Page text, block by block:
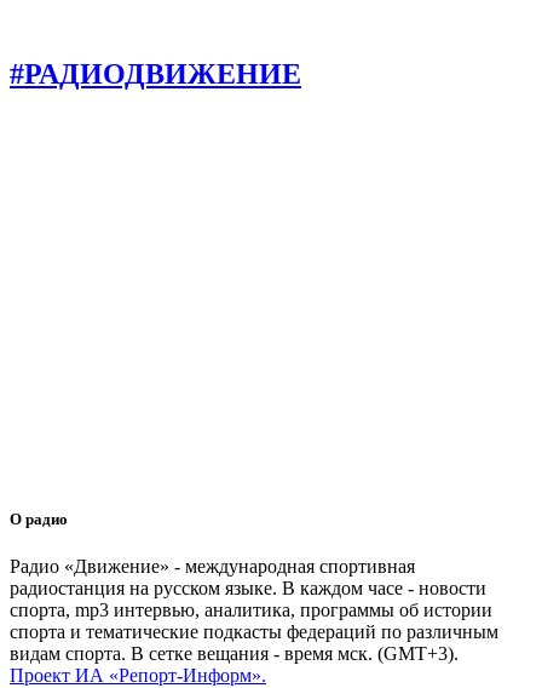
#РАДИОДВИЖЕНИЕ
О радио
Радио «Движение» - международная спортивная
радиостанция на русском языке. В каждом часе - новости
спорта, mp3 интервью, аналитика, программы об истории
спорта и тематические подкасты федераций по различным
видам спорта. В сетке вещания - время мск. (GMT+3).
Проект ИА «Репорт-Информ».